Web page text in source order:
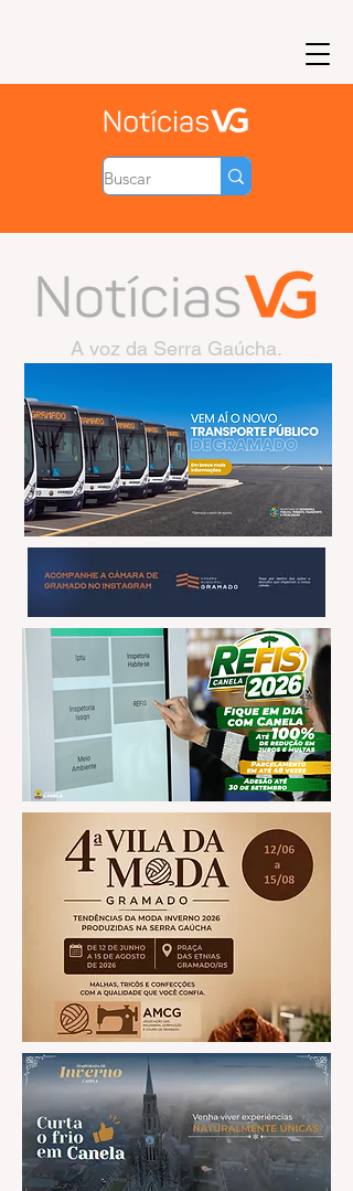
A voz da Serra Gaúcha.